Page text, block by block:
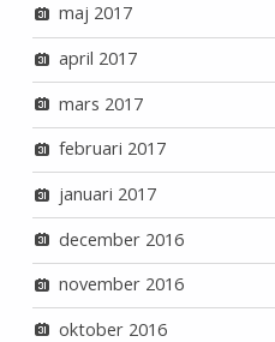
maj 2017
april 2017
mars 2017
februari 2017
januari 2017
december 2016
november 2016
oktober 2016